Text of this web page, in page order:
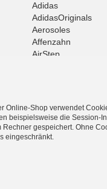
Adidas
AdidasOriginals
Aerosoles
Affenzahn
AirStep
Amani
Ambitious
Andrea Conti
Online-Shop verwendet
beispielsweise die Session-
Rechner gespeichert. Ohne
eingeschränkt.